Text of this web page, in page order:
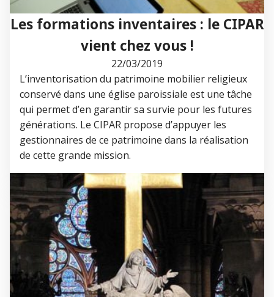
Les formations inventaires : le CIPAR
vient chez vous !
22/03/2019
L’inventorisation du patrimoine mobilier religieux
conservé dans une église paroissiale est une tâche
qui permet d’en garantir sa survie pour les futures
générations. Le CIPAR propose d’appuyer les
gestionnaires de ce patrimoine dans la réalisation
de cette grande mission.